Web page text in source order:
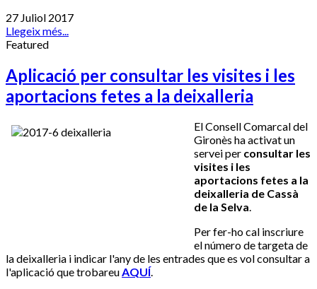
27 Juliol 2017
Llegeix més...
Featured
Aplicació per consultar les visites i les
aportacions fetes a la deixalleria
El Consell Comarcal del
Gironès ha activat un
servei per consultar les
visites i les
aportacions fetes a la
deixalleria de Cassà
de la Selva.
Per fer-ho cal inscriure
el número de targeta de
la deixalleria i indicar l'any de les entrades que es vol consultar a
l'aplicació que trobareuAQUÍ.